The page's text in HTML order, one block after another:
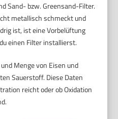
Sand- bzw. Greensand-Filter.
metallisch schmeckt und
ist, ist eine Vorbelüftung
einen Filter installierst.
Menge von Eisen und
Sauerstoff. Diese Daten
reicht oder ob Oxidation